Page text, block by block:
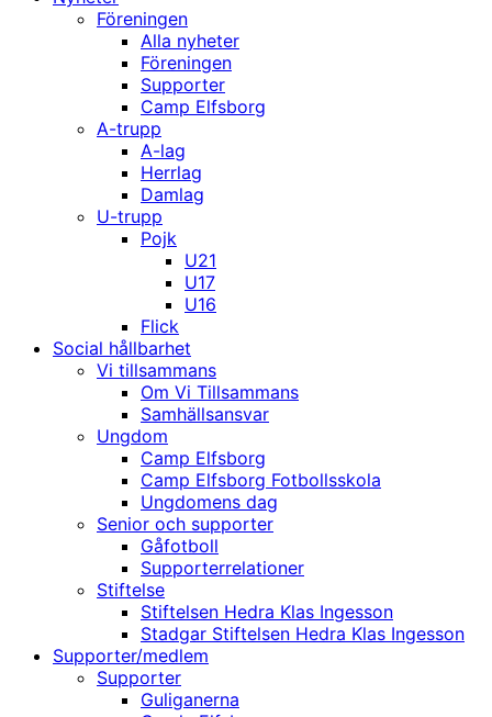
Föreningen
Alla nyheter
Föreningen
Supporter
Camp Elfsborg
A-trupp
A-lag
Herrlag
Damlag
U-trupp
Pojk
U21
U17
U16
Flick
Social hållbarhet
Vi tillsammans
Om Vi Tillsammans
Samhällsansvar
Ungdom
Camp Elfsborg
Camp Elfsborg Fotbollsskola
Ungdomens dag
Senior och supporter
Gåfotboll
Supporterrelationer
Stiftelse
Stiftelsen Hedra Klas Ingesson
Stadgar Stiftelsen Hedra Klas Ingesson
Supporter/medlem
Supporter
Guliganerna